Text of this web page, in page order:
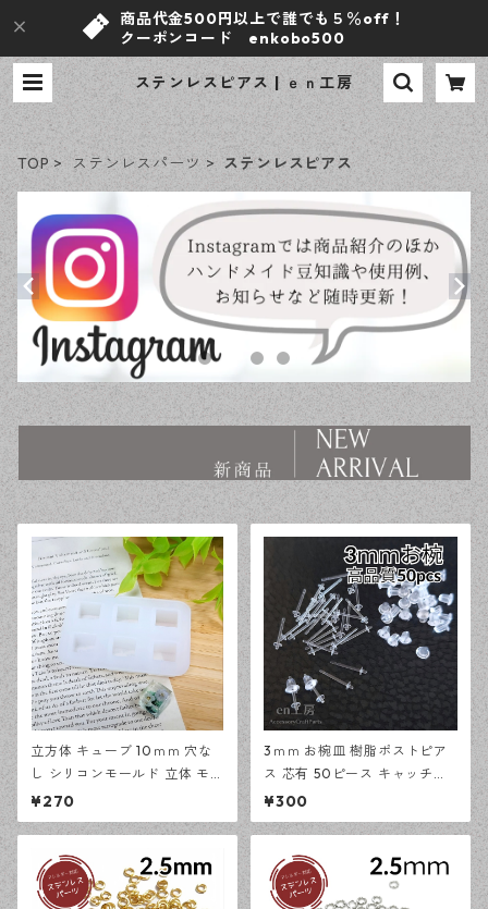
商品代金500円以上で誰でも５％off！
クーポンコード enkobo500
ステンレスピアス | ｅｎ工房
TOP ステンレスパーツ ステンレスピアス
立方体 キューブ 10ｍｍ 穴な
し シリコンモールド 立体 モー
ルド レジン型 アクセサリー資
材【en工房】
¥270
3ｍｍ お椀皿 樹脂ポストピア
ス 芯有 50ピース キャッチセ
ット アレルギー対応 ピアス ハ
ンドメイド資材 【en工房】
¥300